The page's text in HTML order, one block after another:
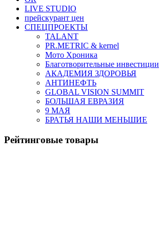
LIVE STUDIO
прейскурант цен
СПЕЦПРОЕКТЫ
TALANT
PR.METRIC & kernel
Мото Хроника
Благотворительные инвестиции
АКАДЕМИЯ ЗДОРОВЬЯ
АНТИНЕФТЬ
GLOBAL VISION SUMMIT
БОЛЬШАЯ ЕВРАЗИЯ
9 МАЯ
БРАТЬЯ НАШИ МЕНЬШИЕ
Рейтинговые товары